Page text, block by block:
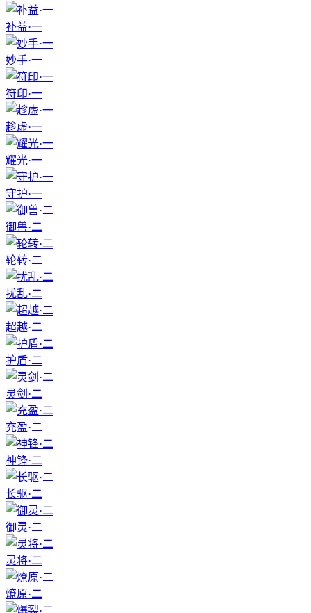
补益·一
妙手·一
符印·一
趁虚·一
耀光·一
守护·一
御兽·二
轮转·二
扰乱·二
超越·二
护盾·二
灵剑·二
充盈·二
神锋·二
长驱·二
御灵·二
灵将·二
燎原·二